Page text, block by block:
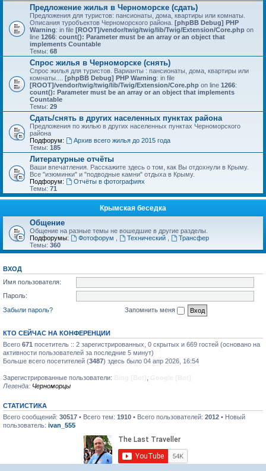
Предложение жилья в Черноморске (сдать)
Предложения для туристов: пансионаты, дома, квартиры или комнаты.
Описания туробъектов Черноморского района. [phpBB Debug] PHP
Warning: in file [ROOT]/vendor/twig/twig/lib/Twig/Extension/Core.php on
line 1266: count(): Parameter must be an array or an object that
implements Countable
Темы: 68
Спрос жилья в Черноморске (снять)
Спрос жилья для туристов. Варианты : пансионаты, дома, квартиры или
комнаты.... [phpBB Debug] PHP Warning: in file
[ROOT]/vendor/twig/twig/lib/Twig/Extension/Core.php on line 1266:
count(): Parameter must be an array or an object that implements
Countable
Темы: 29
Сдать/снять в других населенных пунктах района
Предложения по жилью в других населенных пунктах Черноморского
района
Подфорум:
Архив всего жилья до 2015 года
Темы: 185
Литературные отчёты
Ваши впечатления. Расскажите здесь о том, как Вы отдохнули в Крыму.
Все "изюминки" и "подводные камни" отдыха в Крыму.
Подфорум:
Отчёты в фотографиях
Темы: 71
Крымская беседка
Общение
Общение на разные темы не вошедшие в другие разделы.
Подфорумы:
Фотофорум Технический
Трансфер
Темы: 360
ВХОД
Имя пользователя:
Пароль:
Забыли пароль?
Запомнить меня
КТО СЕЙЧАС НА КОНФЕРЕНЦИИ
Всего 671 посетитель :: 2 зарегистрированных, 0 скрытых и 669 гостей (основано на
активности пользователей за последние 5 минут)
Больше всего посетителей (3487) здесь было 04 апр 2026, 16:54
Зарегистрированные пользователи:
Легенда: Черноморцы
СТАТИСТИКА
Всего сообщений: 30517 • Всего тем: 1910 • Всего пользователей: 2012 • Новый
пользователь: ivan_555